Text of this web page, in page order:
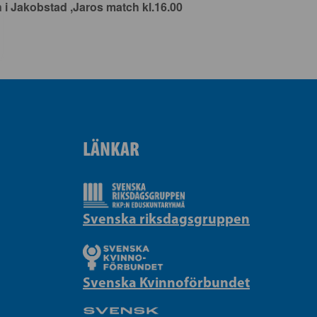
Jakobstad ,Jaros match kl.16.00
LÄNKAR
Svenska riksdagsgruppen
Svenska Kvinnoförbundet